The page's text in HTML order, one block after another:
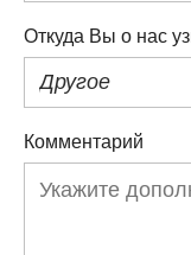
Откуда Вы о нас
Другое
Комментарий